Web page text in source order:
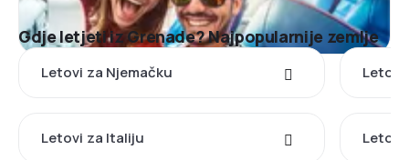
Gdje letjeti iz Grenade? Najpopularnije zemlje
Letovi za Njemačku Letovi
Letovi za Italiju Letovi